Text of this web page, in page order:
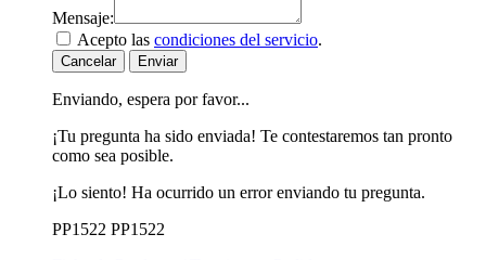
Mensaje:
Acepto las condiciones del servicio.
Cancelar Enviar
Enviando, espera por favor...
¡Tu pregunta ha sido enviada! Te contestaremos tan pronto
como sea posible.
¡Lo siento! Ha ocurrido un error enviando tu pregunta.
PP1522 PP1522